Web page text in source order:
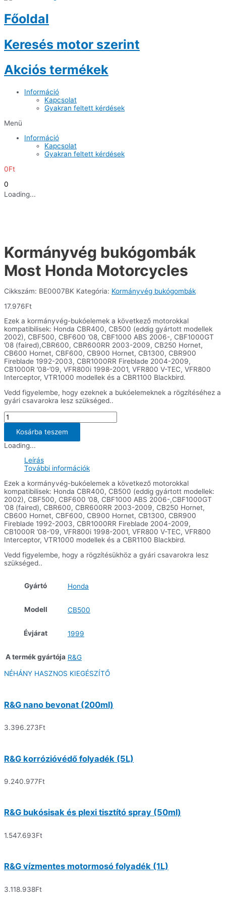
Főoldal
Keresés motor szerint
Akciós termékek
Információ
Kapcsolat
Gyakran feltett kérdések
Menü
Információ
Kapcsolat
Gyakran feltett kérdések
0Ft
0
Loading...
Kormányvég bukógombák
Most Honda Motorcycles
Cikkszám: BE0007BK Kategória: Kormányvég bukógombák
17.976Ft
Ezek a kormányvég-bukóelemek a következő motorokkal
kompatibilisek: Honda CBR400, CB500 (eddig gyártott modellek
2002), CBF500, CBF600 ’08, CBF1000 ABS 2006-, CBF1000GT
’08 (faired),CBR600, CBR600RR 2003-2009, CB250 Hornet,
CB600 Hornet, CBF600, CB900 Hornet, CB1300, CBR900
Fireblade 1992-2003, CBR1000RR Fireblade 2004-2009,
CB1000R ’08-’09, VFR800i 1998-2001, VFR800 V-TEC, VFR800
Interceptor, VTR1000 modellek és a CBR1100 Blackbird.
Vedd figyelembe, hogy ezeknek a bukóelemeknek a rögzítéséhez a
gyári csavarokra lesz szükséged..
Kormányvég
bukógombák
Most
Honda
Motorcycles
mennyiség
Kosárba teszem
Loading...
Leírás
További információk
Ezek a kormányvég-bukóelemek a következő motorokkal
kompatibilisek: Honda CBR400, CB500 (eddig gyártott modellek:
2002), CBF500, CBF600 ’08, CBF1000 ABS 2006-,CBF1000GT
’08 (faired), CBR600, CBR600RR 2003-2009, CB250 Hornet,
CB600 Hornet, CBF600, CB900 Hornet, CB1300, CBR900
Fireblade 1992-2003, CBR1000RR Fireblade 2004-2009,
CB1000R ’08-’09, VFR800i 1998-2001, VFR800 V-TEC, VFR800
Interceptor, VTR1000 modellek és a CBR1100 Blackbird.
Vedd figyelembe, hogy a rögzítésükhöz a gyári csavarokra lesz
szükséged..
Gyártó Honda
Modell CB500
Évjárat 1999
A termék gyártója R&G
NÉHÁNY HASZNOS KIEGÉSZÍTŐ
R&G nano bevonat (200ml)
3.396.273Ft
R&G korrózióvédő folyadék (5L)
9.240.977Ft
R&G bukósisak és plexi tisztító spray (50ml)
1.547.693Ft
R&G vízmentes motormosó folyadék (1L)
3.118.938Ft